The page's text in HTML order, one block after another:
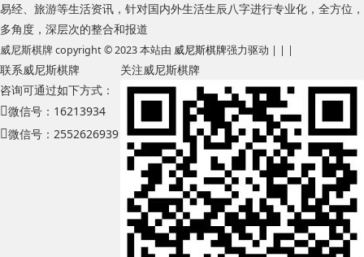
易经、旅游等生活资讯，针对国内外生活生辰八字进行专业化，全方位，
多角度，深层次的整合和报道
威尼斯棋牌 copyright © 2023 本站由 威尼斯棋牌强力驱动 | | |
联系威尼斯棋牌
咨询可通过如下方式：
微信号：16213934
微信号：2552626939
关注威尼斯棋牌